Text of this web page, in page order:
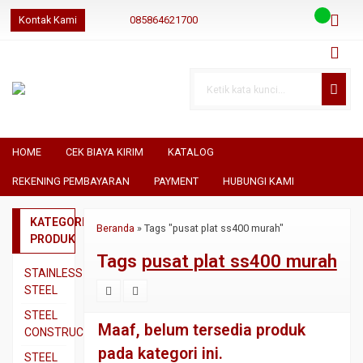
Kontak Kami 085864621700
HOME CEK BIAYA KIRIM KATALOG
REKENING PEMBAYARAN PAYMENT HUBUNGI KAMI
Beranda» Tags "pusat plat ss400 murah"
Tags pusat plat ss400 murah
Maaf, belum tersedia produk
pada kategori ini.
KATEGORI
PRODUK
STAINLESS
STEEL
Pipa
SS304
Pipa
STEEL
CONSTRUCTION
Besi
STEEL